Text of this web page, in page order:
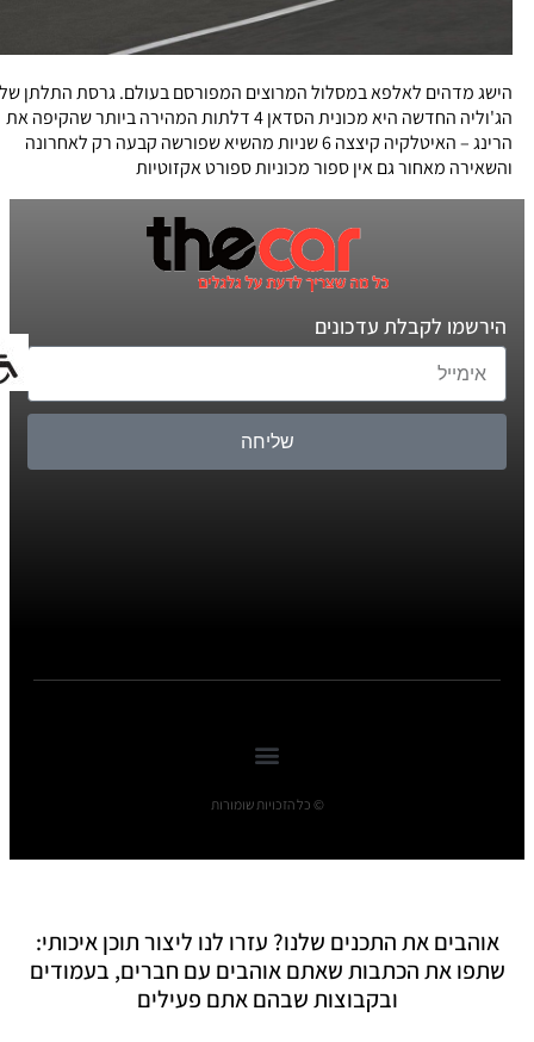
הישג מדהים לאלפא במסלול המרוצים המפורסם בעולם. גרסת התלתן של
הג'וליה החדשה היא מכונית הסדאן 4 דלתות המהירה ביותר שהקיפה את
הרינג – האיטלקיה קיצצה 6 שניות מהשיא שפורשה קבעה רק לאחרונה
והשאירה מאחור גם אין ספור מכוניות ספורט אקזוטיות
הירשמו לקבלת עדכונים
שליחה
© כל הזכויות שומורות
אוהבים את התכנים שלנו? עזרו לנו ליצור תוכן איכותי:
שתפו את הכתבות שאתם אוהבים עם חברים, בעמודים
ובקבוצות שבהם אתם פעילים